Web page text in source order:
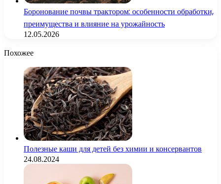
Боронование почвы трактором: особенности обработки,
преимущества и влияние на урожайность
12.05.2026
Похожее
Полезные каши для детей без химии и консервантов
24.08.2024